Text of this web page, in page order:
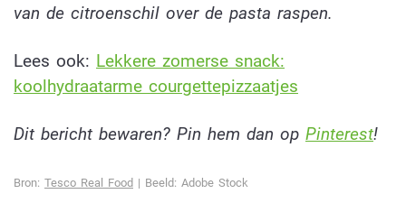
van de citroenschil over de pasta raspen.
Lees ook: Lekkere zomerse snack:
koolhydraatarme courgettepizzaatjes
Dit bericht bewaren? Pin hem dan op Pinterest!
Bron: Tesco Real Food | Beeld: Adobe Stock